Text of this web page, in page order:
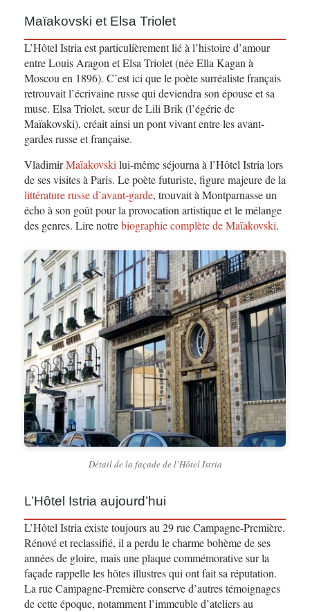
Maïakovski et Elsa Triolet
L’Hôtel Istria est particulièrement lié à l’histoire d’amour
entre Louis Aragon et Elsa Triolet (née Ella Kagan à
Moscou en 1896). C’est ici que le poète surréaliste français
retrouvait l’écrivaine russe qui deviendra son épouse et sa
muse. Elsa Triolet, sœur de Lili Brik (l’égérie de
Maïakovski), créait ainsi un pont vivant entre les avant-
gardes russe et française.
VladimirMaïakovskilui-même séjourna à l’Hôtel Istria lors
de ses visites à Paris. Le poète futuriste, figure majeure de la
littérature russe d’avant-garde, trouvait à Montparnasse un
écho à son goût pour la provocation artistique et le mélange
des genres. Lire notrebiographie complète de Maïakovski.
Détail de la façade de l’Hôtel Istria
L’Hôtel Istria aujourd’hui
L’Hôtel Istria existe toujours au 29 rue Campagne-Première.
Rénové et reclassifié, il a perdu le charme bohème de ses
années de gloire, mais une plaque commémorative sur la
façade rappelle les hôtes illustres qui ont fait sa réputation.
La rue Campagne-Première conserve d’autres témoignages
de cette époque, notamment l’immeuble d’ateliers au